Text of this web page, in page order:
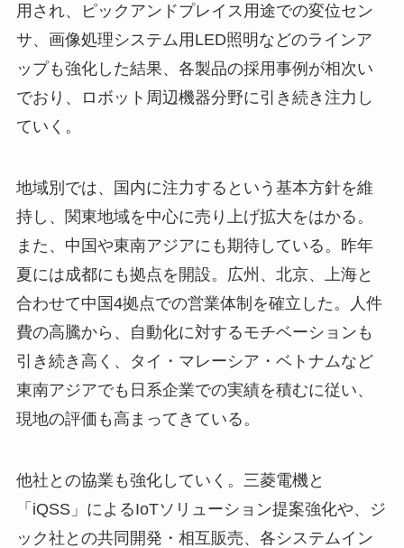
用され、ピックアンドプレイス用途での変位セン
サ、画像処理システム用LED照明などのラインア
ップも強化した結果、各製品の採用事例が相次い
でおり、ロボット周辺機器分野に引き続き注力し
ていく。
地域別では、国内に注力するという基本方針を維
持し、関東地域を中心に売り上げ拡大をはかる。
また、中国や東南アジアにも期待している。昨年
夏には成都にも拠点を開設。広州、北京、上海と
合わせて中国4拠点での営業体制を確立した。人件
費の高騰から、自動化に対するモチベーションも
引き続き高く、タイ・マレーシア・ベトナムなど
東南アジアでも日系企業での実績を積むに従い、
現地の評価も高まってきている。
他社との協業も強化していく。三菱電機と
「iQSS」によるIoTソリューション提案強化や、ジ
ック社との共同開発・相互販売、各システムイン